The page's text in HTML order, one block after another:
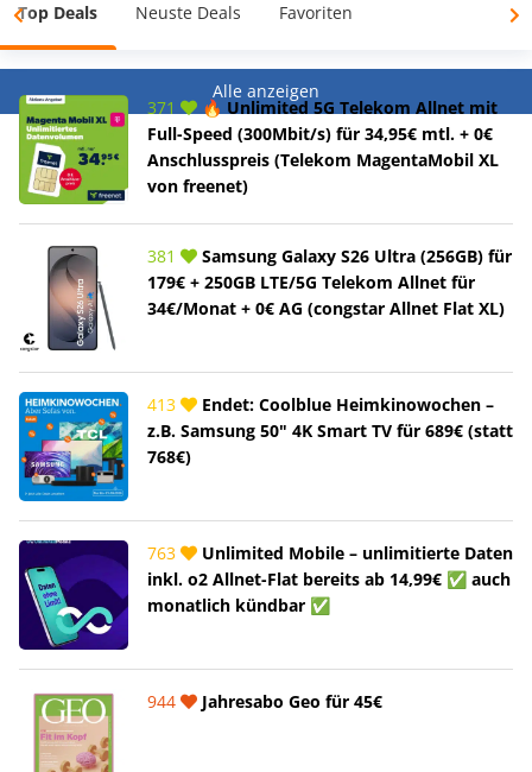
Top Deals Neuste Deals Favoriten
Alle anzeigen
371
🔥 Unlimited 5G Telekom Allnet mit
Full-Speed (300Mbit/s) für 34,95€ mtl. + 0€
Anschlusspreis (Telekom MagentaMobil XL
von freenet)
381
Samsung Galaxy S26 Ultra (256GB) für
179€ + 250GB LTE/5G Telekom Allnet für
34€/Monat + 0€ AG (congstar Allnet Flat XL)
413
Endet: Coolblue Heimkinowochen –
z.B. Samsung 50" 4K Smart TV für 689€ (statt
768€)
763
Unlimited Mobile – unlimitierte Daten
inkl. o2 Allnet-Flat bereits ab 14,99€ ✅ auch
monatlich kündbar ✅
944 Jahresabo Geo für 45€